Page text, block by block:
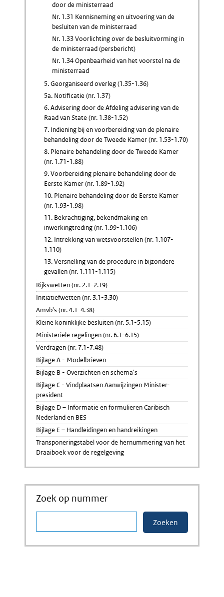
door de ministerraad
Nr. 1.31 Kennisneming en uitvoering van de
besluiten van de ministerraad
Nr. 1.33 Voorlichting over de besluitvorming in
de ministerraad (persbericht)
Nr. 1.34 Openbaarheid van het voorstel na de
ministerraad
5. Georganiseerd overleg (1.35-1.36)
5a. Notificatie (nr. 1.37)
6. Advisering door de Afdeling advisering van de
Raad van State (nr. 1.38-1.52)
7. Indiening bij en voorbereiding van de plenaire
behandeling door de Tweede Kamer (nr. 1.53-1.70)
8. Plenaire behandeling door de Tweede Kamer
(nr. 1.71-1.88)
9. Voorbereiding plenaire behandeling door de
Eerste Kamer (nr. 1.89-1.92)
10. Plenaire behandeling door de Eerste Kamer
(nr. 1.93-1.98)
11. Bekrachtiging, bekendmaking en
inwerkingtreding (nr. 1.99-1.106)
12. Intrekking van wetsvoorstellen (nr. 1.107-
1.110)
13. Versnelling van de procedure in bijzondere
gevallen (nr. 1.111-1.115)
Rijkswetten (nr. 2.1-2.19)
Initiatiefwetten (nr. 3.1-3.30)
Amvb's (nr. 4.1-4.38)
Kleine koninklijke besluiten (nr. 5.1-5.15)
Ministeriële regelingen (nr. 6.1-6.15)
Verdragen (nr. 7.1-7.48)
Bijlage A - Modelbrieven
Bijlage B - Overzichten en schema's
Bijlage C - Vindplaatsen Aanwijzingen Minister-
president
Bijlage D – Informatie en formulieren Caribisch
Nederland en BES
Bijlage E – Handleidingen en handreikingen
Transponeringstabel voor de hernummering van het
Draaiboek voor de regelgeving
Zoek op nummer